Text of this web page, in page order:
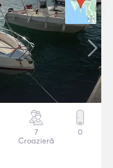
7
Croazieră
0